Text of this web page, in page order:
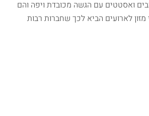
ואסטטים עם הגשה מכובדת ויפה והם
לארועים הביא לכך שחברות רבות